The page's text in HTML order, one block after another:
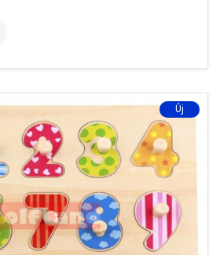
Új